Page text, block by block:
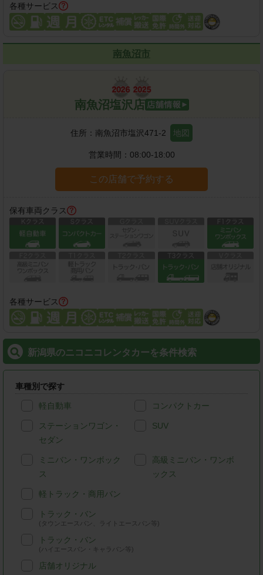
各種サービス
南魚沼市
南魚沼塩沢店
住所： 南魚沼市塩沢471-2 地図
営業時間： 08:00-18:00
この店舗で予約する
保有車両クラス
各種サービス
新潟県のニコニコレンタカーを条件検索
車種別で探す
軽自動車 コンパクトカー
ステーションワゴン・
セダン
SUV
ミニバン・ワンボック
ス
高級ミニバン・ワンボ
ックス
軽トラック・商用バン
トラック・バン
(タウンエースバン、ライトエースバン等)
トラック・バン
(ハイエースバン・キャラバン等)
店舗オリジナル